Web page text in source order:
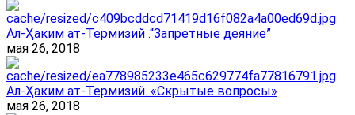
Ал-Ҳаким ат-Термизий .“Запретные деяние”
мая 26, 2018
Ал-Ҳаким ат-Термизий. «Скрытые вопросы»
мая 26, 2018